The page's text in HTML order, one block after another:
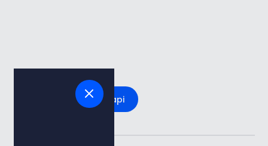
Pogledaj na mapi